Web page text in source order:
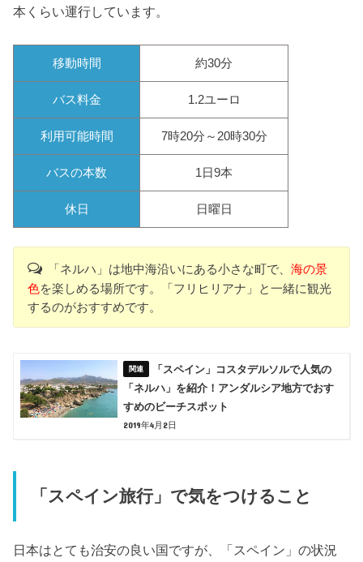
本くらい運行しています。
移動時間 約30分
バス料金 1.2ユーロ
利用可能時間 7時20分～20時30分
バスの本数 1日9本
休日 日曜日
「ネルハ」は地中海沿いにある小さな町で、 海の景
色を楽しめる場所です。「フリヒリアナ」と一緒に観光
するのがおすすめです。
「スペイン」コスタデルソルで人気の
「ネルハ」を紹介！アンダルシア地方でおす
すめのビーチスポット
2019年4月2日
「スペイン旅行」で気をつけること
日本はとても治安の良い国ですが、「スペイン」の状況